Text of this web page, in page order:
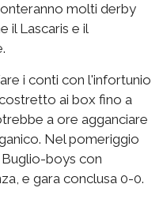
molti derby
il Lascaris e il
i conti con l'infortunio
ai box fino a
a ore agganciare
Nel pomeriggio
boys con
e gara conclusa 0-0.